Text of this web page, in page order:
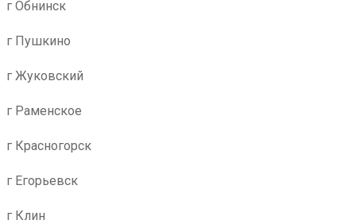
г Обнинск
г Пушкино
г Жуковский
г Раменское
г Красногорск
г Егорьевск
г Клин